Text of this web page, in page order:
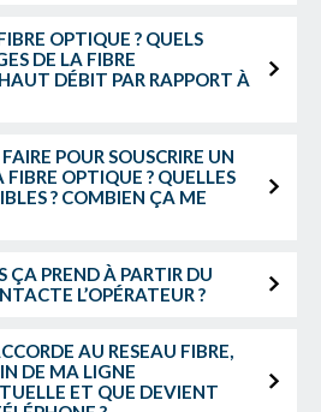
OPTIQUE ? QUELS
DE LA FIBRE
DÉBIT PAR RAPPORT À
POUR SOUSCRIRE UN
OPTIQUE ? QUELLES
? COMBIEN ÇA ME
ÇA PREND À PARTIR DU
L’OPÉRATEUR ?
AU RESEAU FIBRE,
DE MA LIGNE
ET QUE DEVIENT